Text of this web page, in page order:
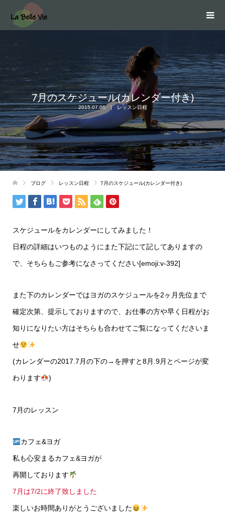
7月のスケジュール(カレンダー付き)
2015.07.06 レッスン日程
ブログ レッスン日程 7月のスケジュール(カレンダー付き)
スケジュールをカレンダーにしてみました！
日程の詳細はいつものようにまた下記にて記してありますの
で、そちらもご参考になさってください[emoji:v-392]
また下のカレンダーではヨガのスケジュールを2ヶ月先位まで
確定次第、提示しておりますので、お仕事の方や早く日程がお
知りになりたい方はそちらも合わせてご覧になってくださいま
せ
(カレンダーの2017.7月の下の→を押すと8月.9月とページが変
わります )
7月のレッスン
カフェ&ヨガ
私も心安まるカフェ&ヨガが
再開しております
7月は7/2に終了致しました
楽しいお時間ありがとうございました